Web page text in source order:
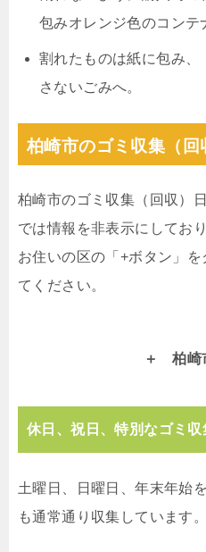
包みオレンジ色のコンテ
割れたものは紙に包み
さないごみへ。
柏崎市のゴミ収集（回
柏崎市のゴミ収集（回収）
では情報を非表示にしており
お住いの区の「+ボタン」
てください。
柏崎
休日、祝日、特別なゴミ収
土曜日、日曜日、年末年始
も通常通り収集しています。